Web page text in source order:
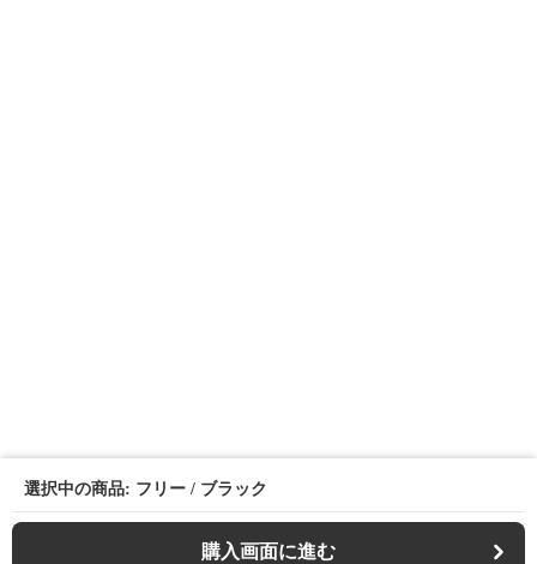
選択中の商品: フリー / ブラック
購入画面に進む